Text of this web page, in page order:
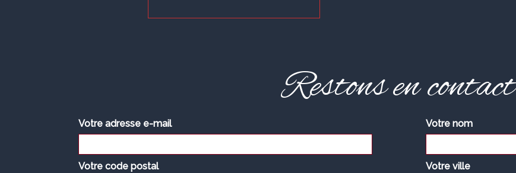
Restons en contact
Votre adresse e-mail
Votre code postal
Votre nom
Votre ville